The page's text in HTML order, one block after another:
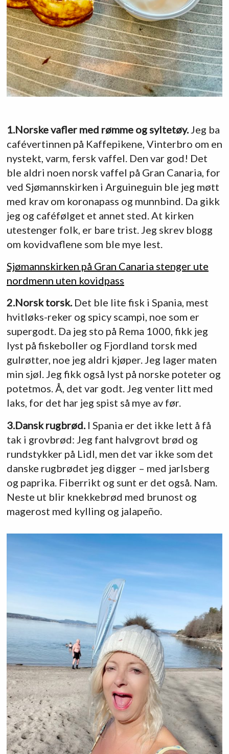
1.Norske vafler med rømme og syltetøy.Jeg ba
cafévertinnen på Kaffepikene, Vinterbro om en
nystekt, varm, fersk vaffel. Den var god! Det
ble aldri noen norsk vaffel på Gran Canaria, for
ved Sjømannskirken i Arguineguin ble jeg møtt
med krav om koronapass og munnbind. Da gikk
jeg og caféfølget et annet sted. At kirken
utestenger folk, er bare trist. Jeg skrev blogg
om kovidvaflene som ble mye lest.
Sjømannskirken på Gran Canaria stenger ute
nordmenn uten kovidpass
2.Norsk torsk.Det ble lite fisk i Spania, mest
hvitløks-reker og spicy scampi, noe som er
supergodt. Da jeg sto på Rema 1000, fikk jeg
lyst på fiskeboller og Fjordland torsk med
gulrøtter, noe jeg aldri kjøper. Jeg lager maten
min sjøl. Jeg fikk også lyst på norske poteter og
potetmos. Å, det var godt. Jeg venter litt med
laks, for det har jeg spist så mye av før.
3.Dansk rugbrød.I Spania er det ikke lett å få
tak i grovbrød: Jeg fant halvgrovt brød og
rundstykker på Lidl, men det var ikke som det
danske rugbrødet jeg digger – med jarlsberg
og paprika. Fiberrikt og sunt er det også. Nam.
Neste ut blir knekkebrød med brunost og
magerost med kylling og jalapeño.